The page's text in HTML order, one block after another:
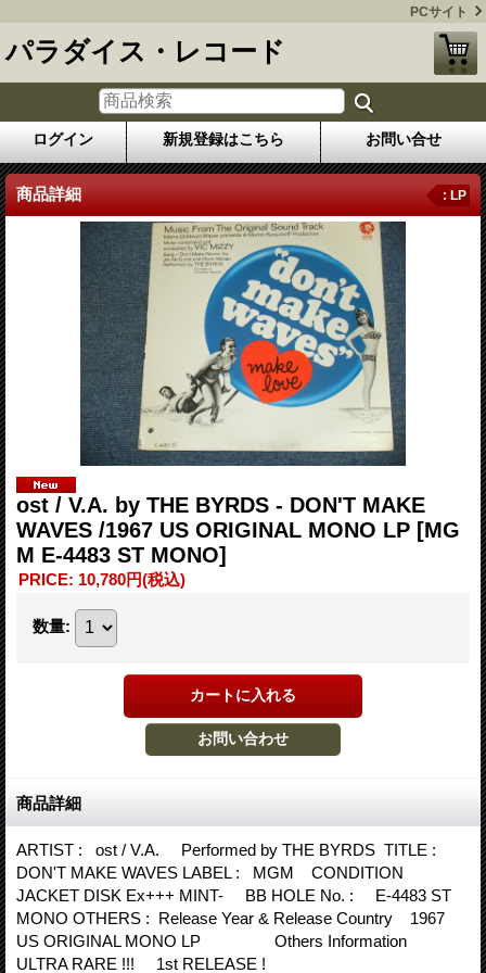
PCサイト
パラダイス・レコード
ログイン 新規登録はこちら お問い合せ
商品詳細 : LP
ost / V.A. by THE BYRDS - DON'T MAKE
WAVES /1967 US ORIGINAL MONO LP [MG
M E-4483 ST MONO]
PRICE: 10,780円(税込)
数量:
商品詳細
ARTIST : ost / V.A. Performed by THE BYRDS TITLE :
DON'T MAKE WAVES LABEL : MGM CONDITION
JACKET DISK Ex+++ MINT- BB HOLE No. : E-4483 ST
MONO OTHERS : Release Year & Release Country 1967
US ORIGINAL MONO LP Others Information
ULTRA RARE !!! 1st RELEASE !